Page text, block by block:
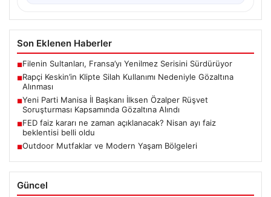
Son Eklenen Haberler
■Filenin Sultanları, Fransa’yı Yenilmez Serisini Sürdürüyor
■Rapçi Keskin’in Klipte Silah Kullanımı Nedeniyle Gözaltına
Alınması
■Yeni Parti Manisa İl Başkanı İlksen Özalper Rüşvet
Soruşturması Kapsamında Gözaltına Alındı
■FED faiz kararı ne zaman açıklanacak? Nisan ayı faiz
beklentisi belli oldu
■Outdoor Mutfaklar ve Modern Yaşam Bölgeleri
Güncel